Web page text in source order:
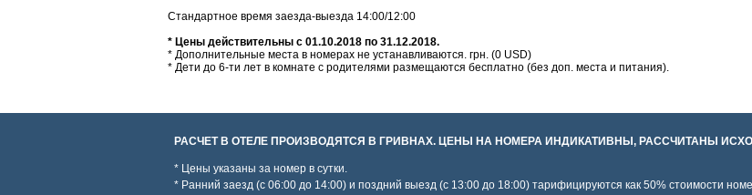
Стандартное время заезда-выезда 14:00/12:00
* Цены действительны с 01.10.2018 по 31.12.2018.
* Дополнительные места в номерах не устанавливаются. грн. (0 USD)
* Дети до 6-ти лет в комнате с родителями размещаются бесплатно (без доп. места и питания).
РАСЧЕТ В ОТЕЛЕ ПРОИЗВОДЯТСЯ В ГРИВНАХ. ЦЕНЫ НА НОМЕРА ИНДИКАТИВНЫ, РАССЧИТАНЫ
* Цены указаны за номер в сутки.
* Ранний заезд (с 06:00 до 14:00) и поздний выезд (с 13:00 до 18:00) тарифицируются как 50% стоимости